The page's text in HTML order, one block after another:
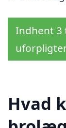
Indhent 3
Hvad